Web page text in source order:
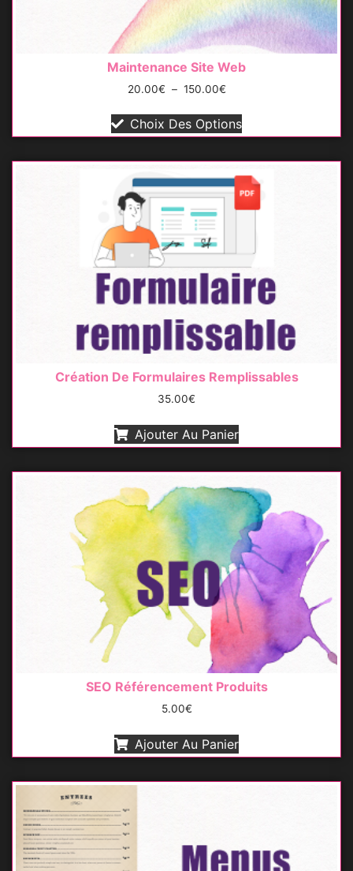
Maintenance Site Web
20.00€ – 150.00€
Choix Des Options
Création De Formulaires Remplissables
35.00€
Ajouter Au Panier
SEO Référencement Produits
5.00€
Ajouter Au Panier